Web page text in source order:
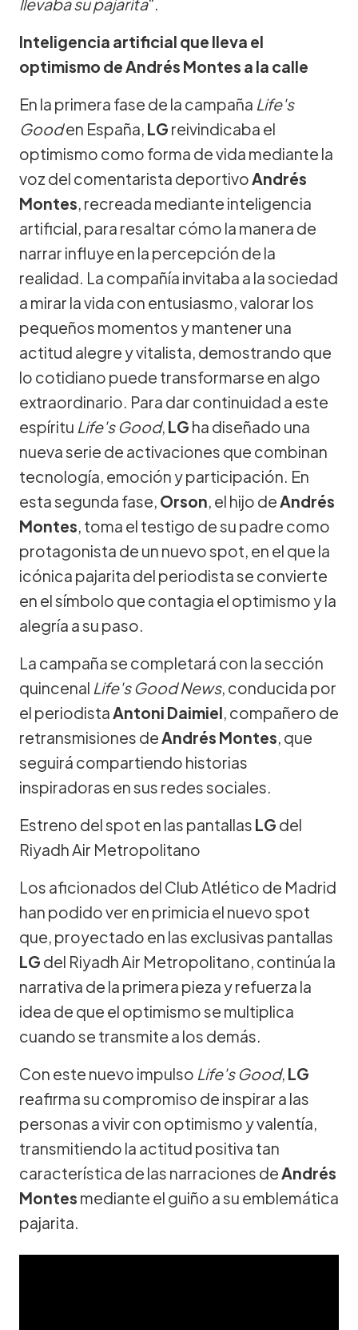
Inteligencia artificial que lleva el
optimismo de Andrés Montes a la calle
En la primera fase de la campaña Life's
Gooden España, LG reivindicaba el
optimismo como forma de vida mediante la
voz del comentarista deportivo Andrés
Montes, recreada mediante inteligencia
artificial, para resaltar cómo la manera de
narrar influye en la percepción de la
realidad. La compañía invitaba a la sociedad
a mirar la vida con entusiasmo, valorar los
pequeños momentos y mantener una
actitud alegre y vitalista, demostrando que
lo cotidiano puede transformarse en algo
extraordinario. Para dar continuidad a este
espíritu Life's Good, LG ha diseñado una
nueva serie de activaciones que combinan
tecnología, emoción y participación. En
esta segunda fase, Orson, el hijo de Andrés
Montes, toma el testigo de su padre como
protagonista de un nuevo spot, en el que la
icónica pajarita del periodista se convierte
en el símbolo que contagia el optimismo y la
alegría a su paso.
La campaña se completará con la sección
quincenal Life's Good News, conducida por
el periodista Antoni Daimiel, compañero de
retransmisiones de Andrés Montes, que
seguirá compartiendo historias
inspiradoras en sus redes sociales.
Estreno del spot en las pantallas LG del
Riyadh Air Metropolitano
Los aficionados del Club Atlético de Madrid
han podido ver en primicia el nuevo spot
que, proyectado en las exclusivas pantallas
LG del Riyadh Air Metropolitano, continúa la
narrativa de la primera pieza y refuerza la
idea de que el optimismo se multiplica
cuando se transmite a los demás.
Con este nuevo impulso Life's Good, LG
reafirma su compromiso de inspirar a las
personas a vivir con optimismo y valentía,
transmitiendo la actitud positiva tan
característica de las narraciones de Andrés
Montes mediante el guiño a su emblemática
pajarita.